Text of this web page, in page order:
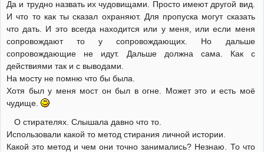
Да и трудно назвать их чудовищами. Просто имеют другой вид.
И что то как ты сказал охраняют. Для пропуска могут сказать
что дать. И это всегда находится или у меня, или если меня
сопровождают то у сопровождающих. Но дальше
сопровождающие не идут. Дальше должна сама. Как с
действиями так и с выводами.
На мосту не помню что бы была.
Хотя был у меня мост он был в огне. Может это и есть моё
чудище.
О стирателях. Слышала давно что то.
Использовали какой то метод стирания личной истории.
Какой это метод и чем они точно занимались? Незнаю. То что